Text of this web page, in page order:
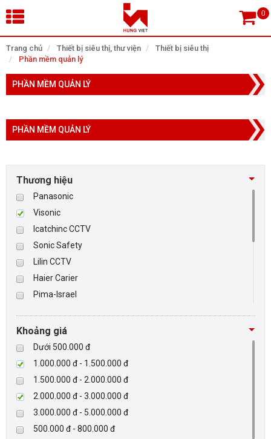
Trang chủ Thiết bị siêu thị, thư viện
Thiết bị siêu thị
Phần mềm quản lý
PHẦN MỀM QUẢN LÝ
PHẦN MỀM QUẢN LÝ
Thương hiệu
Panasonic
Visonic
Icatchinc CCTV
Sonic Safety
Lilin CCTV
Haier Carier
Pima-Israel
Checkpoint
Paradox-Canada
D-max
HIKVISON
Eguard
Khác
Rapiscan
Khoảng giá
Dưới 500.000 đ
1.000.000 đ - 1.500.000 đ
1.500.000 đ - 2.000.000 đ
2.000.000 đ - 3.000.000 đ
3.000.000 đ - 5.000.000 đ
500.000 đ - 800.000 đ
×
Tìm theo danh mục
TRANG CHỦ
THIẾT BỊ SIÊU THỊ, THƯ VIỆN
CAMERA GIÁM SÁT
BÁO ĐỘNG, BÁO CHÁY
NHÀ THÔNG MINH
LIÊN HỆ